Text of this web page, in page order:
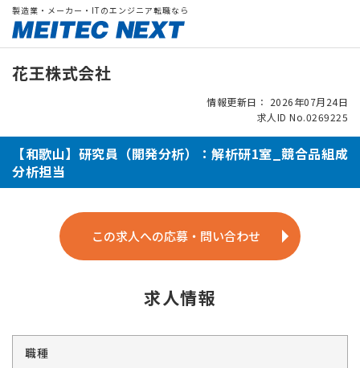
製造業・メーカー・ITのエンジニア転職なら
花王株式会社
情報更新日： 2026年07月24日
求人ID No.0269225
【和歌山】研究員（開発分析）：解析研1室_競合品組成
分析担当
この求人への応募・問い合わせ
求人情報
職種